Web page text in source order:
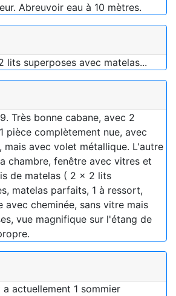
Abreuvoir eau à 10 mètres.
lits superposes avec matelas...
Très bonne cabane, avec 2
pièce complètement nue, avec
mais avec volet métallique. L'autre
chambre, fenêtre avec vitres et
de matelas ( 2 x 2 lits
matelas parfaits, 1 à ressort,
avec cheminée, sans vitre mais
vue magnifique sur l'étang de
actuellement 1 sommier